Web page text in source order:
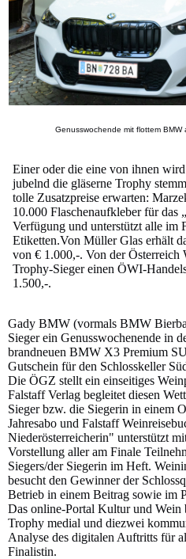
Genusswochende mit flottem
Einer oder die eine von ihnen
jubelnd die gläserne Trophy
tolle Zusatzpreise erwarten:
10.000 Flaschenaufkleber für das
Verfügung und unterstützt alle im
Etiketten.Von Müller Glas erhält
von € 1.000,-. Von der Österreich
Trophy-Sieger einen ÖWI-
1.500,-.
Gady BMW (vormals BMW
Sieger ein Genusswochenende in
brandneuen BMW X3 Premium
Gutschein für den Schlosskeller
Die ÖGZ stellt ein einseitiges
Falstaff Verlag begleitet diesen
Sieger bzw. die Siegerin in einem
Jahresabo und Falstaff
Niederösterreicherin" unterstützt
Vorstellung aller am Finale
Siegers/der Siegerin im Heft.
besucht den Gewinner der
Betrieb in einem Beitrag sowie im
Das online-Portal Kultur und Wein
Trophy medial und diezwei
Analyse des digitalen Auftritts für
Finalistin.